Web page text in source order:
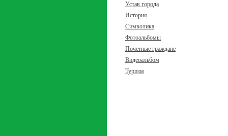
Устав города
История
Символика
Фотоальбомы
Почетные граждане
Видеоальбом
Туризм